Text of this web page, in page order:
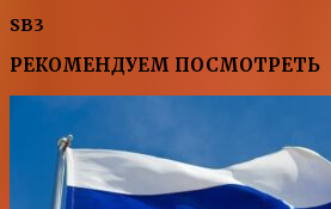
SB3
РЕКОМЕНДУЕМ ПОСМОТРЕТЬ